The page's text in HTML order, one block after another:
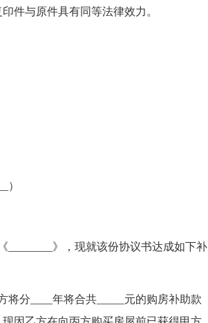
件与原件具有同等法律效力。
）
________》，现就该份协议书达成如下补
分____年将合共_____元的购房补助款